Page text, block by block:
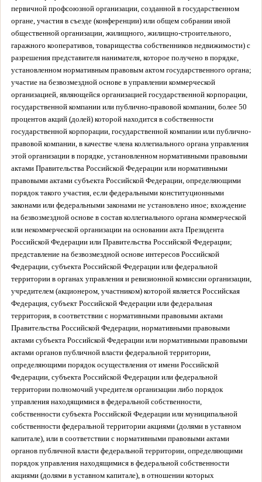
первичной профсоюзной организации, созданной в государственном
органе, участия в съезде (конференции) или общем собрании иной
общественной организации, жилищного, жилищно-строительного,
гаражного кооперативов, товарищества собственников недвижимости) с
разрешения представителя нанимателя, которое получено в порядке,
установленном нормативным правовым актом государственного органа;
участие на безвозмездной основе в управлении коммерческой
организацией, являющейся организацией государственной корпорации,
государственной компании или публично-правовой компании, более 50
процентов акций (долей) которой находится в собственности
государственной корпорации, государственной компании или публично-
правовой компании, в качестве члена коллегиального органа управления
этой организации в порядке, установленном нормативными правовыми
актами Правительства Российской Федерации или нормативными
правовыми актами субъекта Российской Федерации, определяющими
порядок такого участия, если федеральными конституционными
законами или федеральными законами не установлено иное; вхождение
на безвозмездной основе в состав коллегиального органа коммерческой
или некоммерческой организации на основании акта Президента
Российской Федерации или Правительства Российской Федерации;
представление на безвозмездной основе интересов Российской
Федерации, субъекта Российской Федерации или федеральной
территории в органах управления и ревизионной комиссии организации,
учредителем (акционером, участником) которой является Российская
Федерация, субъект Российской Федерации или федеральная
территория, в соответствии с нормативными правовыми актами
Правительства Российской Федерации, нормативными правовыми
актами субъекта Российской Федерации или нормативными правовыми
актами органов публичной власти федеральной территории,
определяющими порядок осуществления от имени Российской
Федерации, субъекта Российской Федерации или федеральной
территории полномочий учредителя организации либо порядок
управления находящимися в федеральной собственности,
собственности субъекта Российской Федерации или муниципальной
собственности федеральной территории акциями (долями в уставном
капитале), или в соответствии с нормативными правовыми актами
органов публичной власти федеральной территории, определяющими
порядок управления находящимися в федеральной собственности
акциями (долями в уставном капитале), в отношении которых